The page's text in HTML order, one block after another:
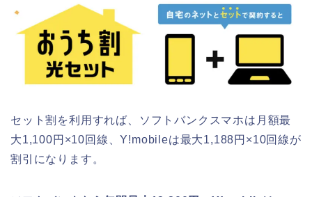
セット割を利用すれば、ソフトバンクスマホは月額最
大1,100円×10回線、Y!mobileは最大1,188円×10回線が
割引になります。